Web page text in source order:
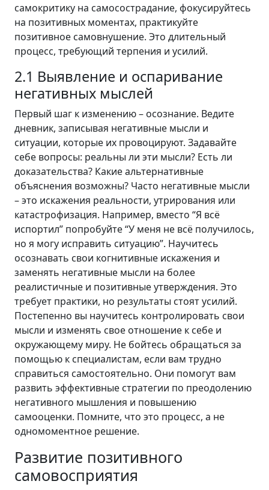
самокритику на самосострадание, фокусируйтесь
на позитивных моментах, практикуйте
позитивное самовнушение. Это длительный
процесс, требующий терпения и усилий.
2.1 Выявление и оспаривание
негативных мыслей
Первый шаг к изменению – осознание. Ведите
дневник, записывая негативные мысли и
ситуации, которые их провоцируют. Задавайте
себе вопросы: реальны ли эти мысли? Есть ли
доказательства? Какие альтернативные
объяснения возможны? Часто негативные мысли
– это искажения реальности, утрирования или
катастрофизация. Например, вместо “Я всё
испортил” попробуйте “У меня не всё получилось,
но я могу исправить ситуацию”. Научитесь
осознавать свои когнитивные искажения и
заменять негативные мысли на более
реалистичные и позитивные утверждения. Это
требует практики, но результаты стоят усилий.
Постепенно вы научитесь контролировать свои
мысли и изменять свое отношение к себе и
окружающему миру. Не бойтесь обращаться за
помощью к специалистам, если вам трудно
справиться самостоятельно. Они помогут вам
развить эффективные стратегии по преодолению
негативного мышления и повышению
самооценки. Помните, что это процесс, а не
одномоментное решение.
Развитие позитивного
самовосприятия